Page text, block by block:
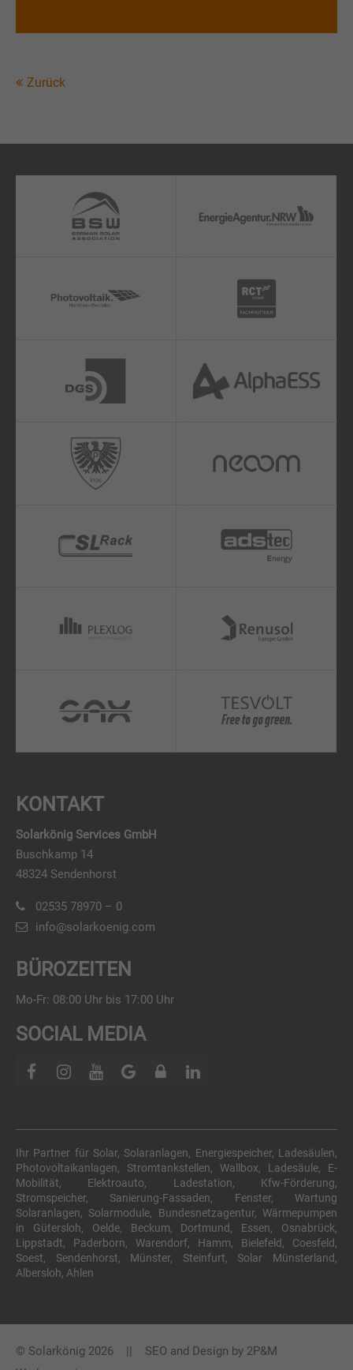
Zurück
KONTAKT
Solarkönig Services GmbH
Buschkamp 14
48324 Sendenhorst
02535 78970 – 0
info@solarkoenig.com
BÜROZEITEN
Mo-Fr: 08:00 Uhr bis 17:00 Uhr
SOCIAL MEDIA
Ihr Partner für Solar, Solaranlagen, Energiespeicher, Ladesäulen,
Photovoltaikanlagen, Stromtankstellen, Wallbox, Ladesäule, E-
Mobilität, Elektroauto, Ladestation, Kfw-Förderung,
Stromspeicher, Sanierung-Fassaden, Fenster, Wartung
Solaranlagen, Solarmodule, Bundesnetzagentur, Wärmepumpen
in Gütersloh, Oelde, Beckum, Dortmund, Essen, Osnabrück,
Lippstadt, Paderborn, Warendorf, Hamm, Bielefeld, Coesfeld,
Soest, Sendenhorst, Münster, Steinfurt, Solar Münsterland,
Albersloh, Ahlen
© Solarkönig 2026 || SEO and Design by 2P&M